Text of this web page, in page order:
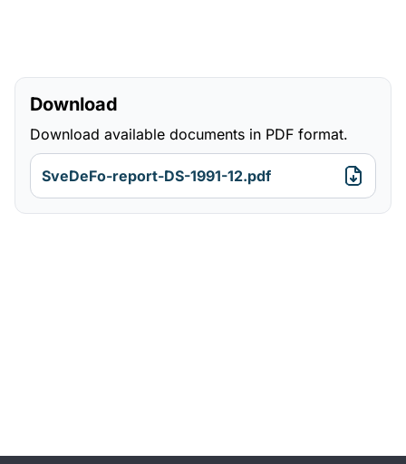
Download
Download available documents in PDF format.
SveDeFo-report-DS-1991-12.pdf